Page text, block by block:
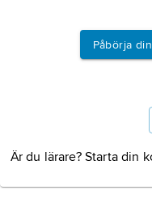
Påbörja
Är du lärare? Starta din